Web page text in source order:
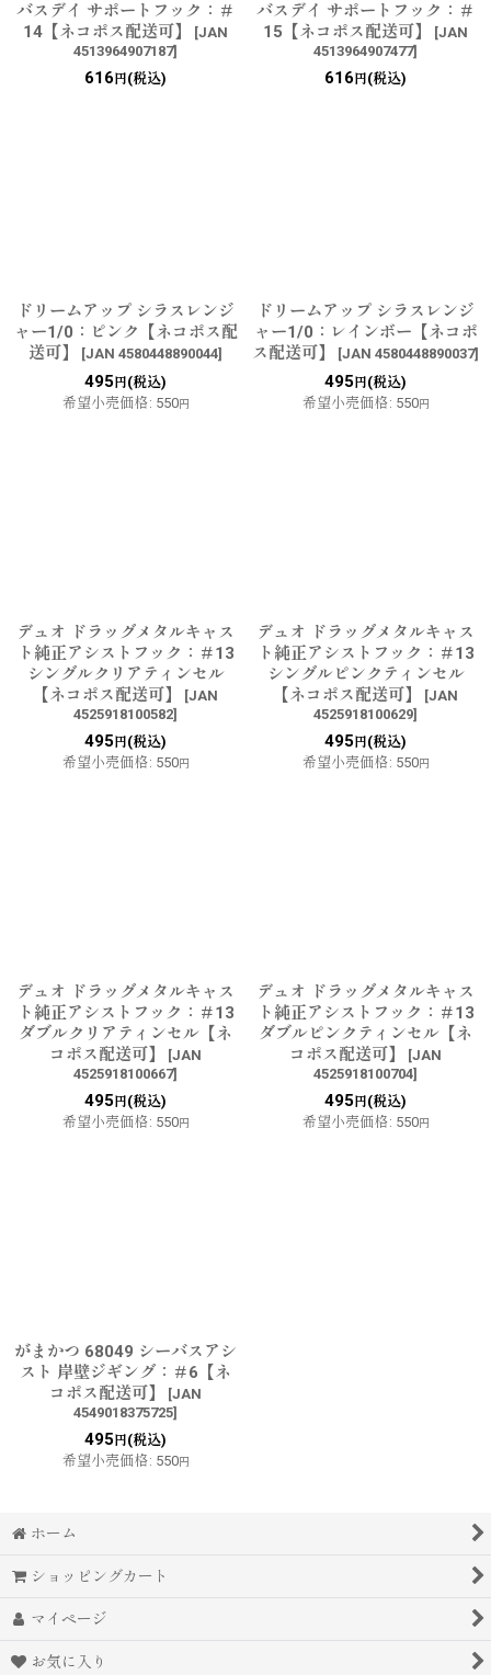
バスデイ サポートフック：＃
14【ネコポス配送可】
[JAN
4513964907187]
616 円(税込)
バスデイ サポートフック：＃
15【ネコポス配送可】
[JAN
4513964907477]
616 円(税込)
ドリームアップ シラスレンジ
ャー1/0：ピンク【ネコポス配
送可】
[JAN 4580448890044]
495 円(税込)
希望小売価格: 550円
ドリームアップ シラスレンジ
ャー1/0：レインボー【ネコポ
ス配送可】
[JAN 4580448890037]
495 円(税込)
希望小売価格: 550円
デュオ ドラッグメタルキャス
ト純正アシストフック：＃13
シングルクリアティンセル
【ネコポス配送可】
[JAN
4525918100582]
495 円(税込)
希望小売価格: 550円
デュオ ドラッグメタルキャス
ト純正アシストフック：＃13
シングルピンクティンセル
【ネコポス配送可】
[JAN
4525918100629]
495 円(税込)
希望小売価格: 550円
デュオ ドラッグメタルキャス
ト純正アシストフック：＃13
ダブルクリアティンセル【ネ
コポス配送可】
[JAN
4525918100667]
495 円(税込)
希望小売価格: 550円
デュオ ドラッグメタルキャス
ト純正アシストフック：＃13
ダブルピンクティンセル【ネ
コポス配送可】
[JAN
4525918100704]
495 円(税込)
希望小売価格: 550円
がまかつ 68049 シーバスアシ
スト 岸壁ジギング：＃6【ネ
コポス配送可】
[JAN
4549018375725]
495 円(税込)
希望小売価格: 550円
ホーム
ショッピングカート
マイページ
お気に入り